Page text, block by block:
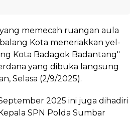
memecah ruangan aula
Kota meneriakkan yel-
Kota Badagok Badantang"
yang dibuka langsung
Selasa (2/9/2025).
2025 ini juga dihadiri
SPN Polda Sumbar